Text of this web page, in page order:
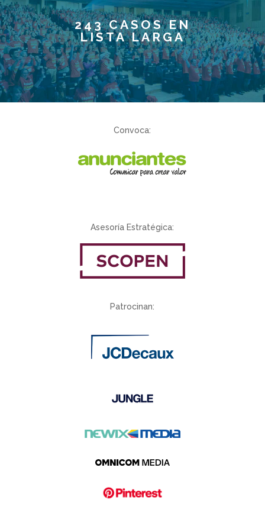
243 CASOS EN
LISTA LARGA
Convoca:
Asesoría Estratégica:
Patrocinan: